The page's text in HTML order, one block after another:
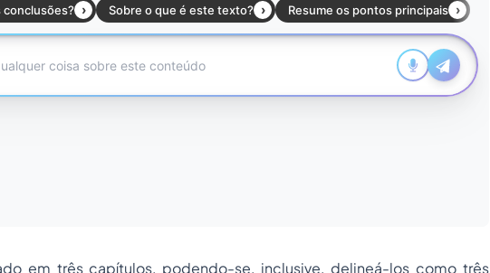
em três capítulos, podendo-se, inclusive, delineá-los como três